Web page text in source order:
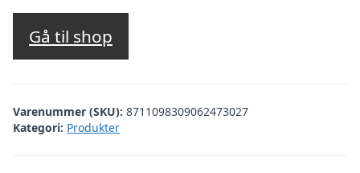
Gå til shop
Varenummer (SKU): 8711098309062473027
Kategori: Produkter